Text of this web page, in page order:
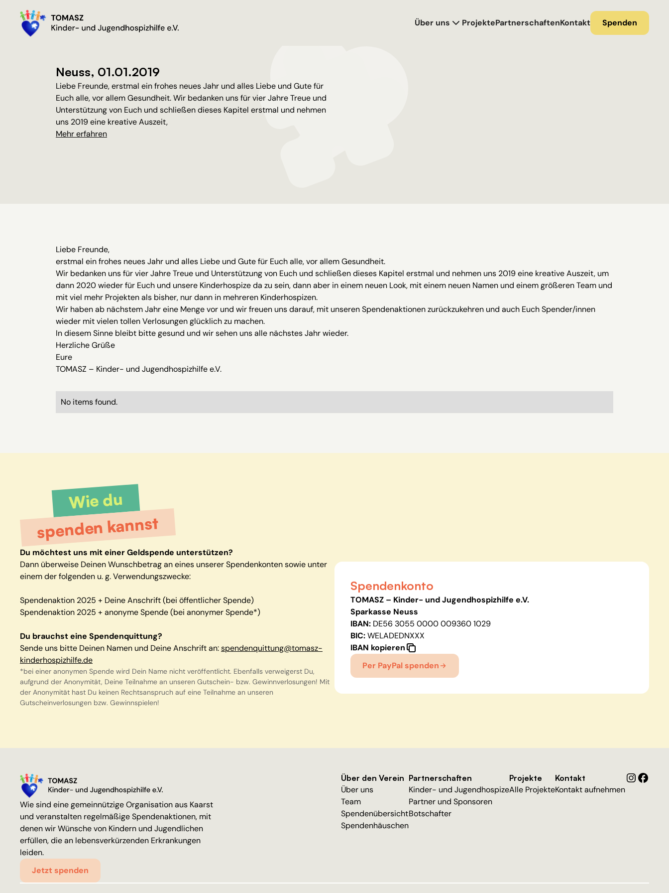
Über uns ProjektePartnerschaftenKontakt Spenden
Neuss, 01.01.2019
Liebe Freunde, erstmal ein frohes neues Jahr und alles Liebe und Gute für
Euch alle, vor allem Gesundheit. Wir bedanken uns für vier Jahre Treue und
Unterstützung von Euch und schließen dieses Kapitel erstmal und nehmen
uns 2019 eine kreative Auszeit,
Mehr erfahren
Liebe Freunde,
erstmal ein frohes neues Jahr und alles Liebe und Gute für Euch alle, vor allem Gesundheit.
Wir bedanken uns für vier Jahre Treue und Unterstützung von Euch und schließen dieses Kapitel erstmal und nehmen uns 2019 eine kreative Auszeit, um
dann 2020 wieder für Euch und unsere Kinderhospize da zu sein, dann aber in einem neuen Look, mit einem neuen Namen und einem größeren Team und
mit viel mehr Projekten als bisher, nur dann in mehreren Kinderhospizen.
Wir haben ab nächstem Jahr eine Menge vor und wir freuen uns darauf, mit unseren Spendenaktionen zurückzukehren und auch Euch Spender/innen
wieder mit vielen tollen Verlosungen glücklich zu machen.
In diesem Sinne bleibt bitte gesund und wir sehen uns alle nächstes Jahr wieder.
Herzliche Grüße
Eure
TOMASZ – Kinder- und Jugendhospizhilfe e.V.
No items found.
Wie du
spenden kannst
Du möchtest uns mit einer Geldspende unterstützen?
Dann überweise Deinen Wunschbetrag an eines unserer Spendenkonten sowie unter
einem der folgenden u. g. Verwendungszwecke:
Spendenaktion 2025 + Deine Anschrift (bei öffentlicher Spende)
Spendenaktion 2025 + anonyme Spende (bei anonymer Spende*)
Du brauchst eine Spendenquittung?
Sende uns bitte Deinen Namen und Deine Anschrift an:spendenquittung@tomasz-
kinderhospizhilfe.de
*bei einer anonymen Spende wird Dein Name nicht veröffentlicht. Ebenfalls verweigerst Du,
aufgrund der Anonymität, Deine Teilnahme an unseren Gutschein- bzw. Gewinnverlosungen! Mit
der Anonymität hast Du keinen Rechtsanspruch auf eine Teilnahme an unseren
Gutscheinverlosungen bzw. Gewinnspielen!
Spendenkonto
TOMASZ – Kinder- und Jugendhospizhilfe e.V.
Sparkasse Neuss
IBAN: DE56 3055 0000 009360 1029
BIC:WELADEDNXXX
IBAN kopieren
Per PayPal spenden
Wie sind eine gemeinnützige Organisation aus Kaarst
und veranstalten regelmäßige Spendenaktionen, mit
denen wir Wünsche von Kindern und Jugendlichen
erfüllen, die an lebensverkürzenden Erkrankungen
leiden.
Jetzt spenden
Über den Verein
Über uns
Team
Spendenübersicht
Spendenhäuschen
Partnerschaften
Kinder- und Jugendhospize
Partner und Sponsoren
Botschafter
Projekte
Alle Projekte
Kontakt
Kontakt aufnehmen